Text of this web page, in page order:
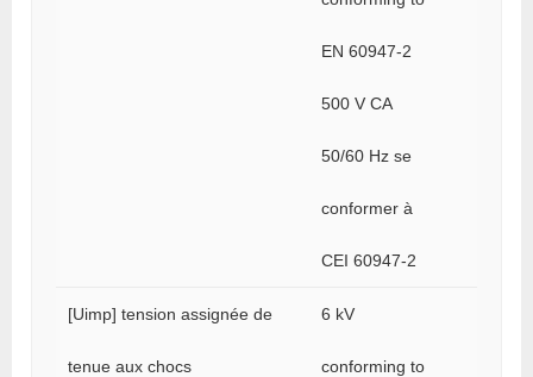
EN 60947-2
500 V CA
50/60 Hz se
conformer à
CEI 60947-2
[Uimp] tension assignée de
tenue aux chocs
6 kV
conforming to